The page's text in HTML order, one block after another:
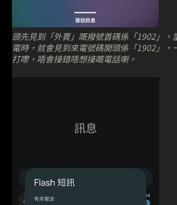
頭先見到「外賣」嘅撥號首碼係「1902」，
電時，就會見到來電號碼開頭係「1902」，
打嚟，唔會接錯唔想接嘅電話喇。